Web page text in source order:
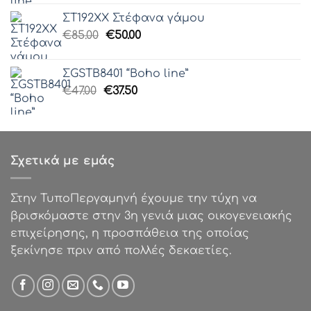
€54.99.είναι:
ΣΤ192ΧΧ Στέφανα γάμου
€85.00 Original
€85.00.
€50.00Η
είναι:
ΣGSTB8401 “Boho line”
€47.00 Original
€47.00.
€37.50Η
είναι:
Σχετικά με εμάς
Στην ΤυποΠεργαμηνή έχουμε την τύχη να
βρισκόμαστε στην 3η γενιά μιας οικογενειακής
επιχείρησης, η προσπάθεια της οποίας
ξεκίνησε πριν από πολλές δεκαετίες.